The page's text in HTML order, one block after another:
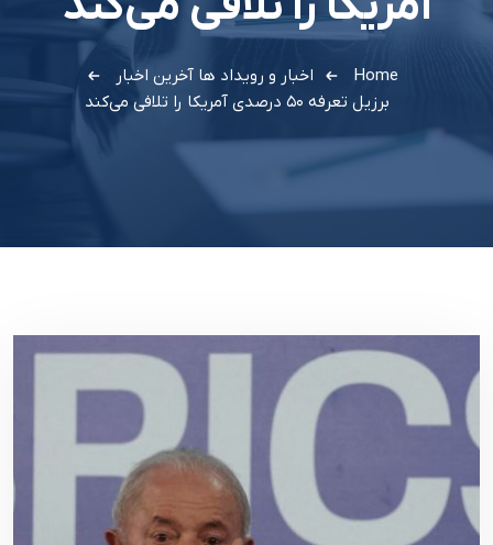
Home اخبار و رویداد ها آخرین اخبار
برزیل تعرفه ۵۰ درصدی آمریکا را تلافی می‌کند